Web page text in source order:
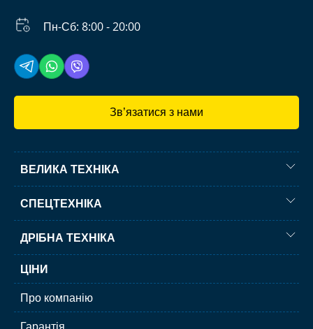
Пн-Сб: 8:00 - 20:00
Зв’язатися з нами
ВЕЛИКА ТЕХНІКА
СПЕЦТЕХНІКА
ДРІБНА ТЕХНІКА
ЦІНИ
Про компанію